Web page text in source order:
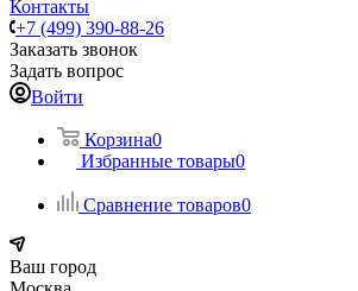
Контакты
+7 (499) 390-88-26
Заказать звонок
Задать вопрос
Войти
Корзина0
Избранные товары0
Сравнение товаров0
Ваш город